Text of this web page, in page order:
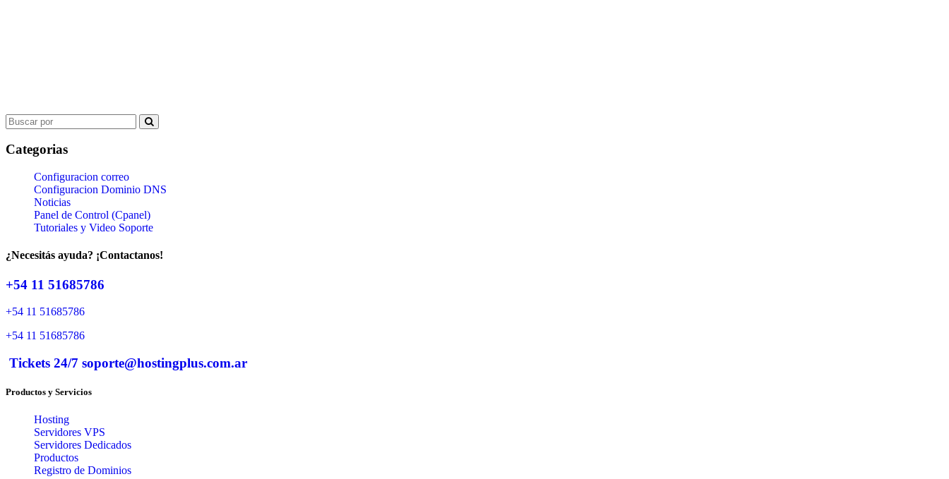
Search
for:
Categorias
Configuracion correo
Configuracion Dominio DNS
Noticias
Panel de Control (Cpanel)
Tutoriales y Video Soporte
¿Necesitás ayuda? ¡Contactanos!
+54 11 51685786
+54 11 51685786
+54 11 51685786
Tickets 24/7 soporte@hostingplus.com.ar
Productos y Servicios
Hosting
Servidores VPS
Servidores Dedicados
Productos
Registro de Dominios